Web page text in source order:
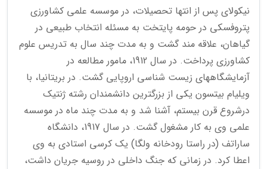
نیکولای پس از انتها تحصیلات، در موسسه علمی کشاورزی
پتروفسکی در حومه پایتخت به مسئله انتخاب طبیعی در
گیاهان، علاقه مند گشت و به مدت چند سال به تدریس علوم
کشاورزی پرداخت. در سال 1912، مامور مطالعه در
آزمایشگاههای زیست شناسی اروپایی گشت. در بریتانیا، با
ویلیام بیتسون یکی از بزرگترین دانشمندان رشته ژنتیک
درشروع قرن بیستم، آشنا شد و به مدت چند ماه در موسسه
علمی وی به کار مشغول گشت. در سال 1917، دانشگاه
ساراتف (در راستا رودخانه ولگا) یک کرسی استادی به وی
اعطا کرد. در زمانی که جنگ داخلی در روسیه جریان داشت،